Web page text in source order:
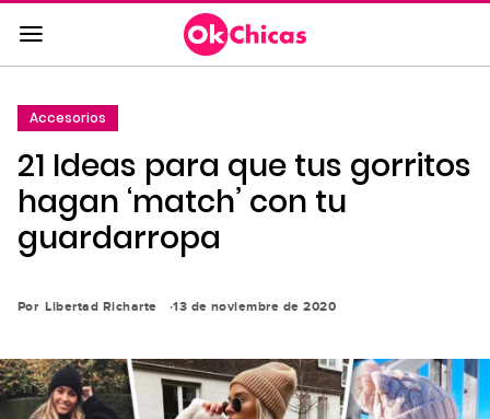
Saltar
al
contenido
a
la
navegación
principal
Accesorios
21 Ideas para que tus gorritos
hagan ‘match’ con tu
guardarropa
Por Libertad Richarte 13 de noviembre de 2020